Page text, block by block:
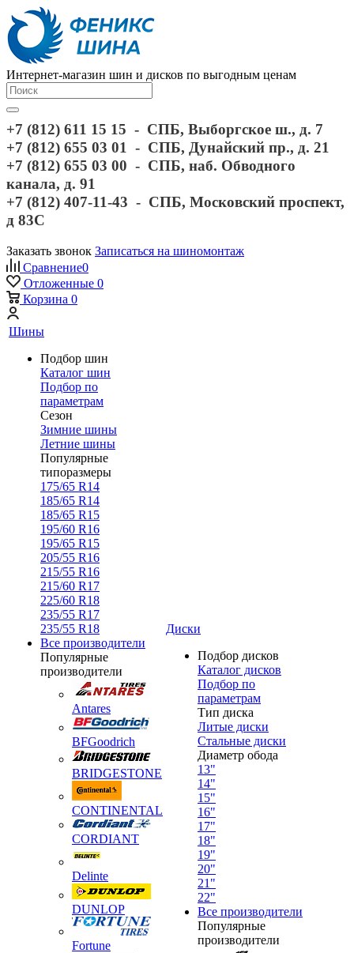
Интернет-магазин шин и дисков по выгодным ценам
+7 (812) 611 15 15 - СПБ, Выборгское ш., д. 7
+7 (812) 655 03 01 - СПБ, Дунайский пр., д. 21
+7 (812) 655 03 00 - СПБ, наб. Обводного
канала, д. 91
+7 (812) 407-11-43 - СПБ, Московский проспект,
д 83С
Заказать звонок Записаться на шиномонтаж
Сравнение0
Отложенные 0
Корзина 0
Шины
Подбор шин
Каталог шин
Подбор по
параметрам
Сезон
Зимние шины
Летние шины
Популярные
типоразмеры
175/65 R14
185/65 R14
185/65 R15
195/60 R16
195/65 R15
205/55 R16
215/55 R16
215/60 R17
225/60 R18
235/55 R17
235/55 R18
Все производители
Популярные
производители
Antares
BFGoodrich
BRIDGESTONE
CONTINENTAL
CORDIANT
Delinte
DUNLOP
Fortune
Диски
Подбор дисков
Каталог дисков
Подбор по
параметрам
Тип диска
Литые диски
Стальные диски
Диаметр обода
13"
14"
15"
16"
17"
18"
19"
20"
21"
22"
Все производители
Популярные
производители